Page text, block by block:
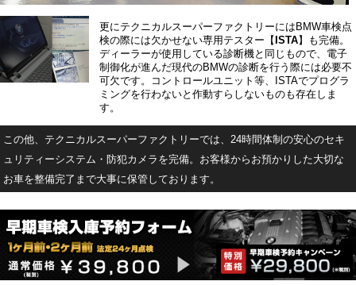
更にテクニカルスーパーファクトリーにはBMW車検点
検の際には欠かせない専用テスター【 ISTA】も完備。
ディーラーが使用している診断機と同じもので、電子
制御化が進んだ現代のBMWの診断を行う際には必要不
可欠です。コントロールユニット等、ISTAでプログラ
ミングを行わないと作動すらしないものも存在しま
す。
この他、テクニカルスーパーファクトリーでは、24時間体制の安心のセキ
ュリティーシステム・防犯カメラを完備。お客様からお預かりした大切な
お車を整備完了まで大事に保管しております。